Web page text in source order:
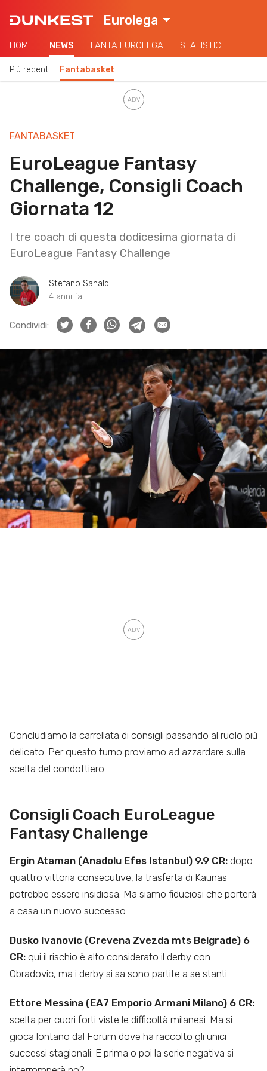
Eurolega
HOME NEWS FANTA EUROLEGA STATISTICHE
Più recenti Fantabasket
FANTABASKET
EuroLeague Fantasy
Challenge, Consigli Coach
Giornata 12
I tre coach di questa dodicesima giornata di
EuroLeague Fantasy Challenge
Stefano Sanaldi
4 anni fa
Condividi:
Concludiamo la carrellata di consigli passando al ruolo più
delicato. Per questo turno proviamo ad azzardare sulla
scelta del condottiero
Consigli Coach EuroLeague
Fantasy Challenge
Ergin Ataman (Anadolu Efes Istanbul) 9.9 CR: dopo
quattro vittoria consecutive, la trasferta di Kaunas
potrebbe essere insidiosa. Ma siamo fiduciosi che porterà
a casa un nuovo successo.
Dusko Ivanovic (Crevena Zvezda mts Belgrade) 6
CR: qui il rischio è alto considerato il derby con
Obradovic, ma i derby si sa sono partite a se stanti.
Ettore Messina (EA7 Emporio Armani Milano) 6 CR:
scelta per cuori forti viste le difficoltà milanesi. Ma si
gioca lontano dal Forum dove ha raccolto gli unici
successi stagionali. E prima o poi la serie negativa si